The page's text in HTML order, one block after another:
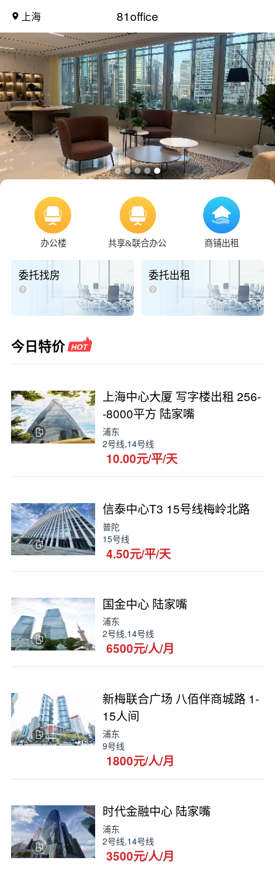
上海 81office
办公楼 共享&联合办公 商铺出租
委托找房 委托出租
今日特价
上海中心大厦 写字楼出租 256-
-8000平方 陆家嘴
浦东
2号线,14号线
10.00元/平/天
信泰中心T3 15号线梅岭北路
普陀
15号线
4.50元/平/天
国金中心 陆家嘴
浦东
2号线,14号线
6500元/人/月
新梅联合广场 八佰伴商城路 1-
15人间
浦东
9号线
1800元/人/月
时代金融中心 陆家嘴
浦东
2号线,14号线
3500元/人/月